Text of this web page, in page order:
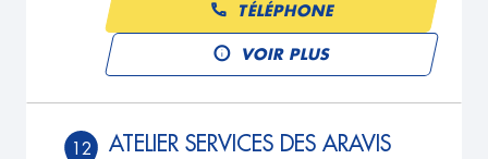
TÉLÉPHONE
VOIR PLUS
12 ATELIER SERVICES DES ARAVIS